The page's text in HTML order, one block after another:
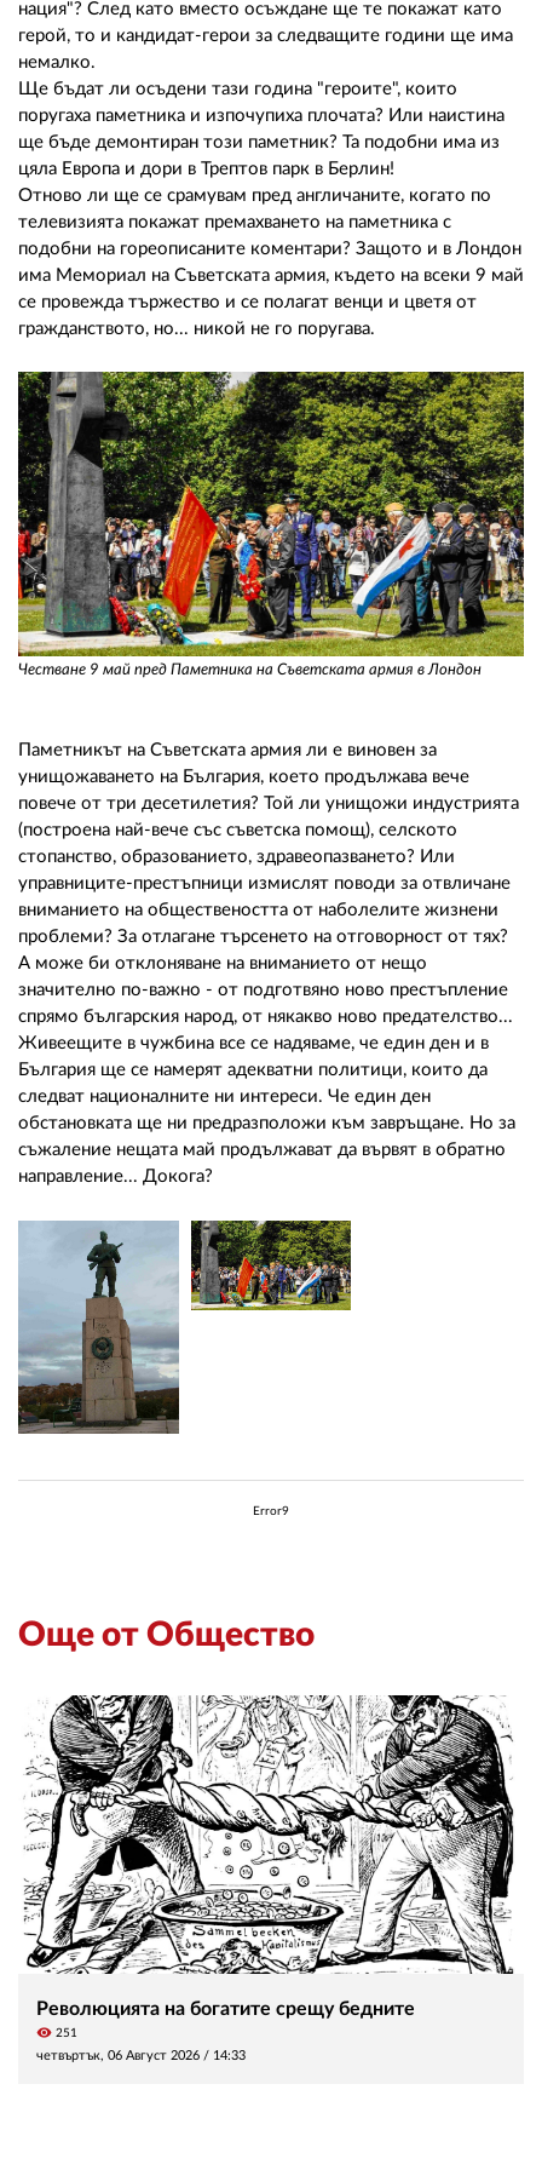
нация"? След като вместо осъждане ще те покажат като
герой, то и кандидат-герои за следващите години ще има
немалко.
Ще бъдат ли осъдени тази година "героите", които
поругаха паметника и изпочупиха плочата? Или наистина
ще бъде демонтиран този паметник? Та подобни има из
цяла Европа и дори в Трептов парк в Берлин!
Отново ли ще се срамувам пред англичаните, когато по
телевизията покажат премахването на паметника с
подобни на гореописаните коментари? Защото и в Лондон
има Мемориал на Съветската армия, където на всеки 9 май
се провежда тържество и се полагат венци и цветя от
гражданството, но... никой не го поругава.
Честване 9 май пред Паметника на Съветската армия в Лондон
Паметникът на Съветската армия ли е виновен за
унищожаването на България, което продължава вече
повече от три десетилетия? Той ли унищожи индустрията
(построена най-вече със съветска помощ), селското
стопанство, образованието, здравеопазването? Или
управниците-престъпници измислят поводи за отвличане
вниманието на обществеността от наболелите жизнени
проблеми? За отлагане търсенето на отговорност от тях?
А може би отклоняване на вниманието от нещо
значително по-важно - от подготвяно ново престъпление
спрямо българския народ, от някакво ново предателство...
Живеещите в чужбина все се надяваме, че един ден и в
България ще се намерят адекватни политици, които да
следват националните ни интереси. Че един ден
обстановката ще ни предразположи към завръщане. Но за
съжаление нещата май продължават да вървят в обратно
направление... Докога?
Error9
Още от Общество
Революцията на богатите срещу бедните
visibility 251
четвъртък, 06 Август 2026 / 14:33